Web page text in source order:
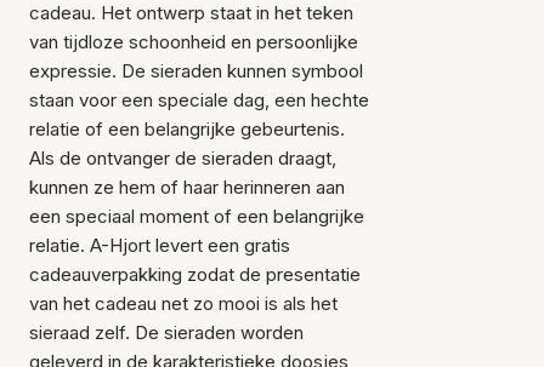
cadeau. Het ontwerp staat in het teken
van tijdloze schoonheid en persoonlijke
expressie. De sieraden kunnen symbool
staan voor een speciale dag, een hechte
relatie of een belangrijke gebeurtenis.
Als de ontvanger de sieraden draagt,
kunnen ze hem of haar herinneren aan
een speciaal moment of een belangrijke
relatie. A-Hjort levert een gratis
cadeauverpakking zodat de presentatie
van het cadeau net zo mooi is als het
sieraad zelf. De sieraden worden
geleverd in de karakteristieke doosjes